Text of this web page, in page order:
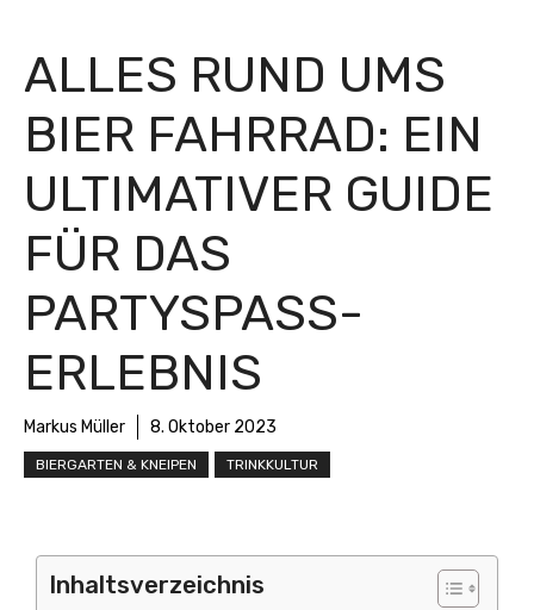
ALLES RUND UMS
BIER FAHRRAD: EIN
ULTIMATIVER GUIDE
FÜR DAS
PARTYSPASS-E
RLEBNIS
Markus Müller 8. Oktober 2023
BIERGARTEN & KNEIPEN TRINKKULTUR
Inhaltsverzeichnis